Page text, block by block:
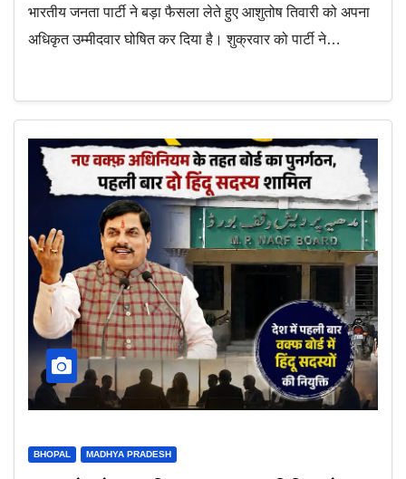
भारतीय जनता पार्टी ने बड़ा फैसला लेते हुए आशुतोष तिवारी को अपना
अधिकृत उम्मीदवार घोषित कर दिया है। शुक्रवार को पार्टी ने…
BHOPAL MADHYA PRADESH